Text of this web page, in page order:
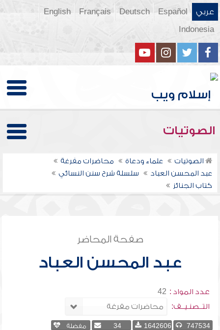
عربي Español
Deutsch
Français
English
Indonesia
الصوتيات
الصوتيات علماء ودعاة
محاضرات مفرغة
عبد المحسن العباد
سلسلة شرح سنن النسائي
كتاب الجنائز
صفحة المحاضر
عبد المحسن العباد
عدد المواد : 42
التــصنـيــف:
747534
1642606
34 مفضلة